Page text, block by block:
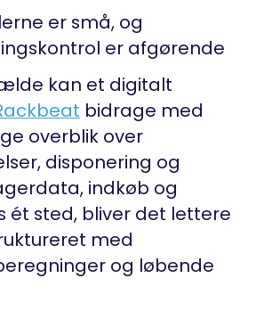
er små, og
er afgørende
kan et digitalt
bidrage med
overblik over
disponering og
indkøb og
ét sted, bliver det lettere
med
og løbende